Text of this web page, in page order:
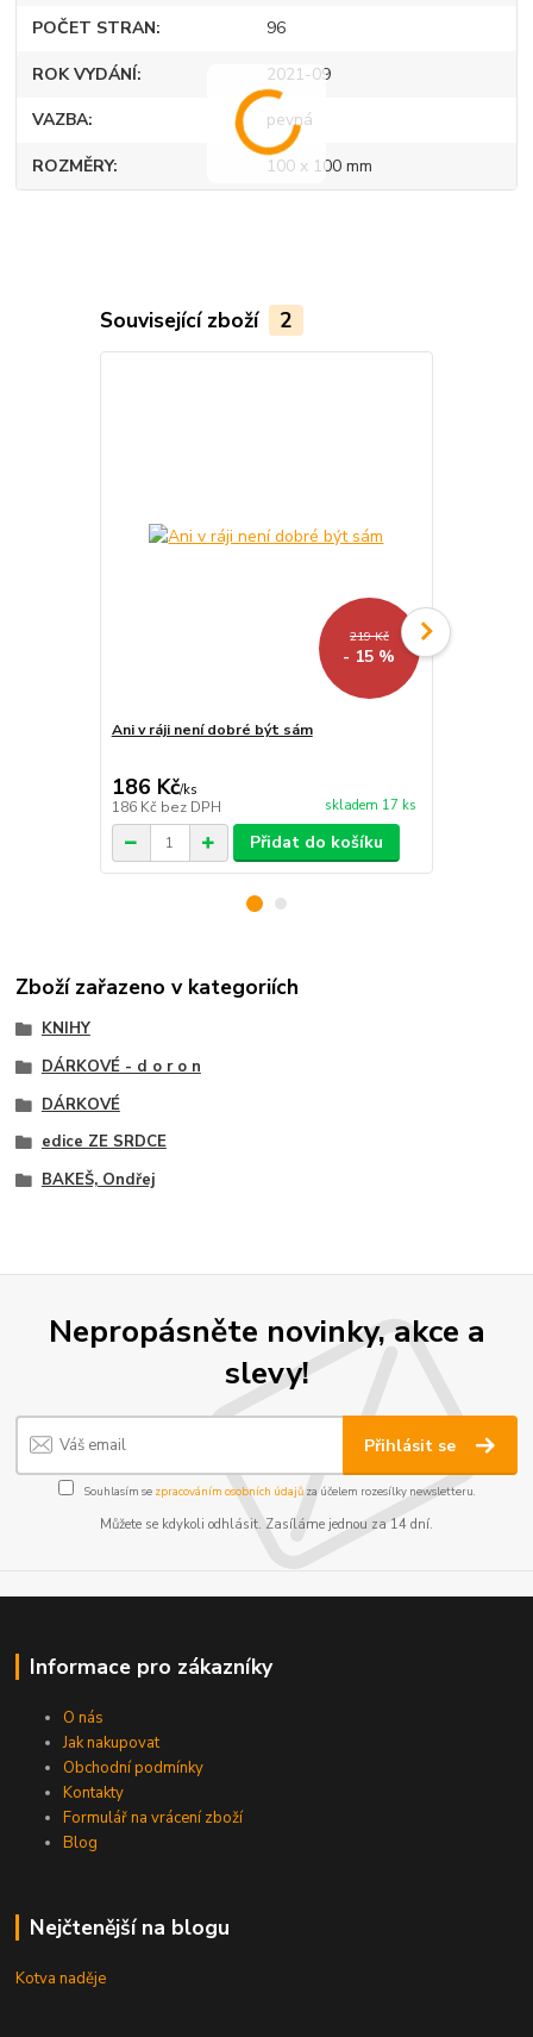
POČET STRAN 96
ROK VYDÁNÍ 2021-09
VAZBA pevná
ROZMĚRY 100 x 100 mm
Související zboží 2
219 Kč
- 15 %
Ani v ráji není dobré být sám
186 Kč/ks
186 Kč bez DPH skladem 17 ks
Přidat do košíku
Zboží zařazeno v kategoriích
KNIHY
DÁRKOVÉ - d o r o n
DÁRKOVÉ
edice ZE SRDCE
BAKEŠ, Ondřej
Nepropásněte novinky, akce a
slevy!
Přihlásit se
Souhlasím se zpracováním osobních údajůza účelem rozesílky newsletteru.
Můžete se kdykoli odhlásit. Zasíláme jednou za 14 dní.
Informace pro zákazníky
O nás
Jak nakupovat
Obchodní podmínky
Kontakty
Formulář na vrácení zboží
Blog
Nejčtenější na blogu
Kotva naděje